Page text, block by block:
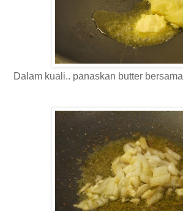
Dalam kuali.. panaskan butter